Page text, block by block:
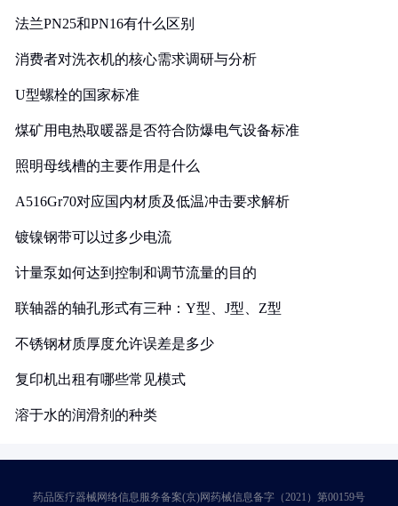
法兰PN25和PN16有什么区别
消费者对洗衣机的核心需求调研与分析
U型螺栓的国家标准
煤矿用电热取暖器是否符合防爆电气设备标准
照明母线槽的主要作用是什么
A516Gr70对应国内材质及低温冲击要求解析
镀镍钢带可以过多少电流
计量泵如何达到控制和调节流量的目的
联轴器的轴孔形式有三种：Y型、J型、Z型
不锈钢材质厚度允许误差是多少
复印机出租有哪些常见模式
溶于水的润滑剂的种类
药品医疗器械网络信息服务备案(京)网药械信息备字（2021）第00159号